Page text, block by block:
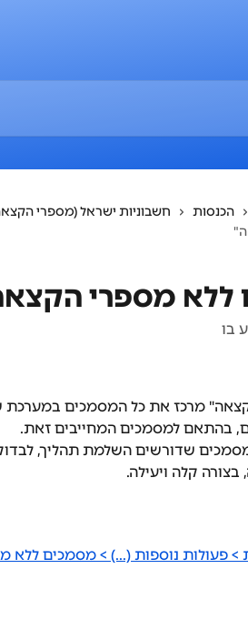
הכנסות
חשבוניות ישראל (מספרי
מספרי
בו
מרכז את כל המסמכים
בהתאם למסמכים המחייבים זאת.
שדורשים השלמת תהליך,
קלה ויעילה.
> פעולות נוספות (...) > מסמכים ללא